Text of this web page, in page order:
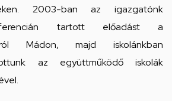
2003-ban az igazgatónk
tartott előadást a
Mádon, majd iskolánkban
az együttműködő iskolák